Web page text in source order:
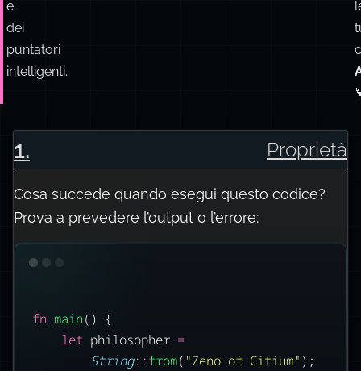
e
dei
puntatori
intelligenti.
1. Proprietà
Cosa succede quando esegui questo codice?
Prova a prevedere l’output o l’errore:
fn main() {
let philosopher =
String::from( "Zeno of Citium" );